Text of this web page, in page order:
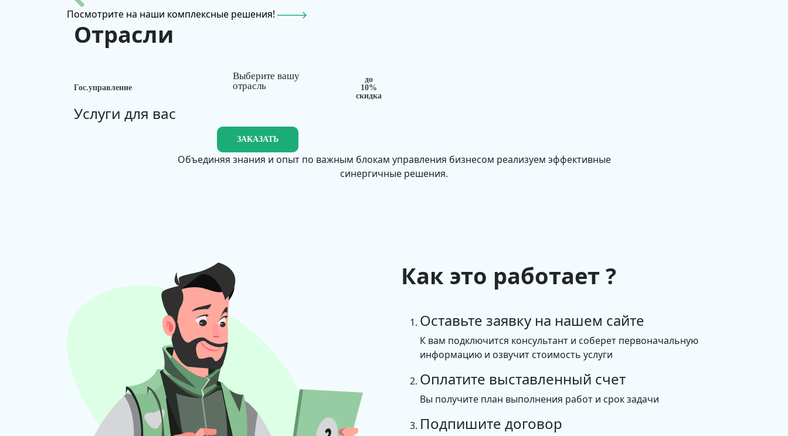
Посмотрите на наши комплексные решения!
Отрасли
Гос.управление
Выберите вашу
отрасль
до
10%
скидка
Услуги для вас
ЗАКАЗАТЬ
Объединяя знания и опыт по важным блокам управления бизнесом реализуем эффективные
синергичные решения.
Как это работает ?
Оставьте заявку на нашем сайте
К вам подключится консультант и соберет первоначальную
информацию и озвучит стоимость услуги
Оплатите выставленный счет
Вы получите план выполнения работ и срок задачи
Подпишите договор